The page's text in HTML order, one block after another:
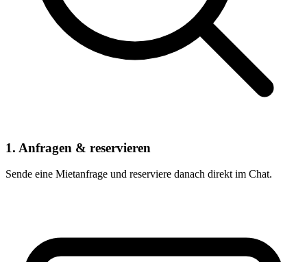
1. Anfragen & reservieren
Sende eine Mietanfrage und reserviere danach direkt im Chat.